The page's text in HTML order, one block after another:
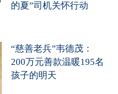
的夏”司机关怀行动
“慈善老兵”韦德茂：
200万元善款温暖195名
孩子的明天